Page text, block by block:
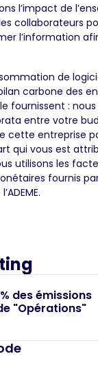
l’impact de
collaborateurs
l’information
de
carbone des
le fournissent :
entre votre
cette entreprise
qui vous est
utilisons les
fournis
des émissions
"Opérations"